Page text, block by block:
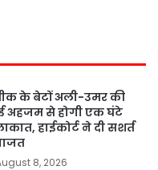
के बेटों अली-उमर की
अहजम से होगी एक घंटे
हाईकोर्ट ने दी सशर्त
8, 2026